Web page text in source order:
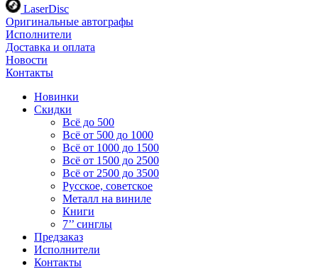
LaserDisc
Оригинальные автографы
Исполнители
Доставка и оплата
Новости
Контакты
Новинки
Скидки
Всё до 500
Всё от 500 до 1000
Всё от 1000 до 1500
Всё от 1500 до 2500
Всё от 2500 до 3500
Русское, советское
Металл на виниле
Книги
7’’ синглы
Предзаказ
Исполнители
Контакты